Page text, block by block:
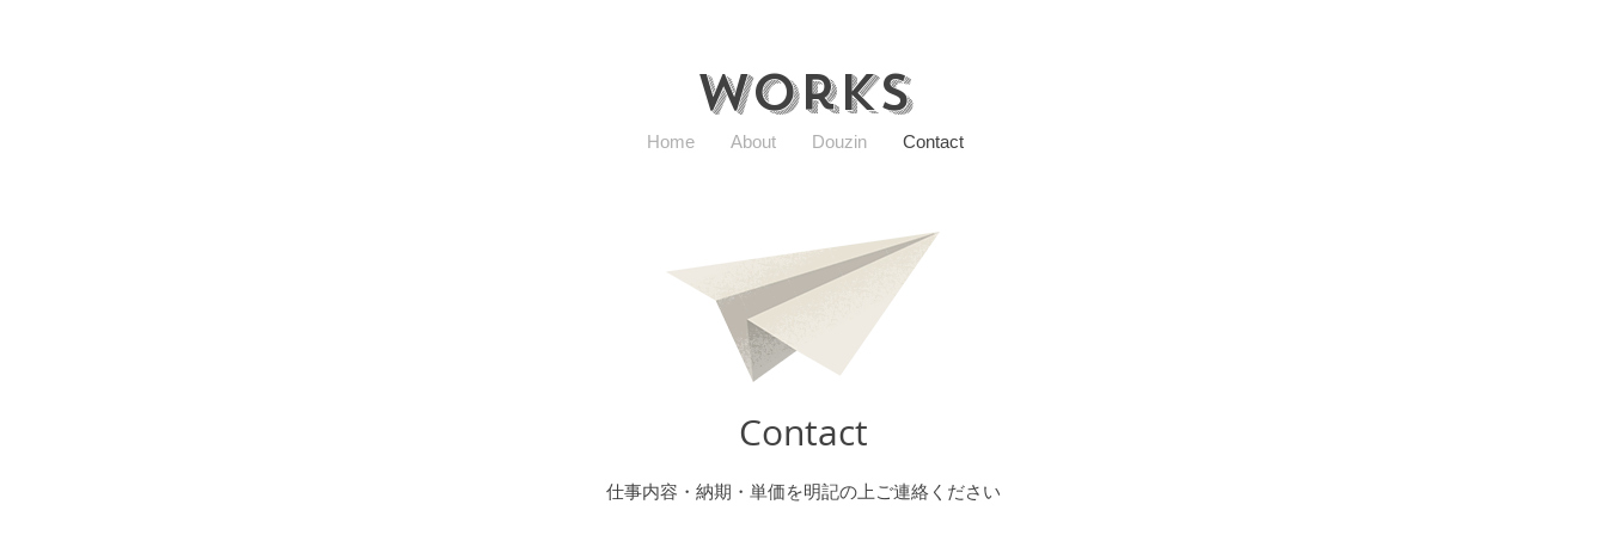
Works
Home About Douzin Contact
Contact
​仕事内容・納期・単価を明記の上ご連絡ください